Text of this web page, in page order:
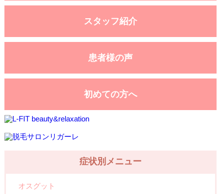
スタッフ紹介
患者様の声
初めての方へ
症状別メニュー
オスグット